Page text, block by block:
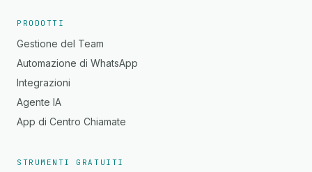
PRODOTTI
Gestione del Team
Automazione di WhatsApp
Integrazioni
Agente IA
App di Centro Chiamate
STRUMENTI GRATUITI